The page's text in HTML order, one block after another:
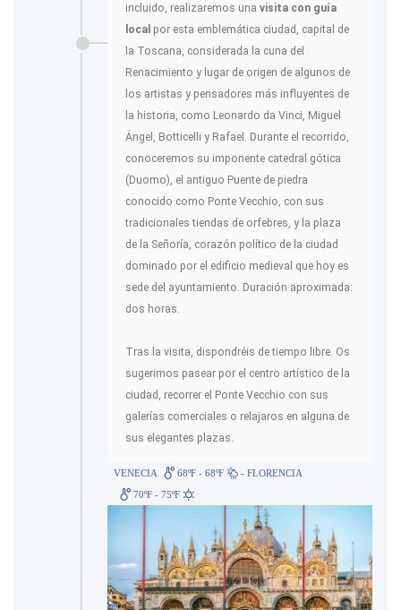
incluido, realizaremos una visita con guía
local por esta emblemática ciudad, capital de
la Toscana, considerada la cuna del
Renacimiento y lugar de origen de algunos de
los artistas y pensadores más influyentes de
la historia, como Leonardo da Vinci, Miguel
Ángel, Botticelli y Rafael. Durante el recorrido,
conoceremos su imponente catedral gótica
(Duomo), el antiguo Puente de piedra
conocido como Ponte Vecchio, con sus
tradicionales tiendas de orfebres, y la plaza
de la Señoría, corazón político de la ciudad
dominado por el edificio medieval que hoy es
sede del ayuntamiento. Duración aproximada:
dos horas.
Tras la visita, dispondréis de tiempo libre. Os
sugerimos pasear por el centro artístico de la
ciudad, recorrer el Ponte Vecchio con sus
galerías comerciales o relajaros en alguna de
sus elegantes plazas.
VENECIA 68ºF - 68ºF
- FLORENCIA
70ºF - 75ºF